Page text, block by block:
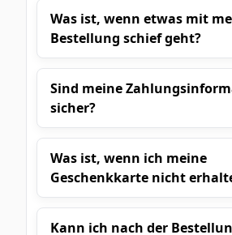
Was ist, wenn etwas mit
Bestellung schief geht?
Sind meine
sicher?
Was ist, wenn ich meine
Geschenkkarte nicht
Kann ich nach der